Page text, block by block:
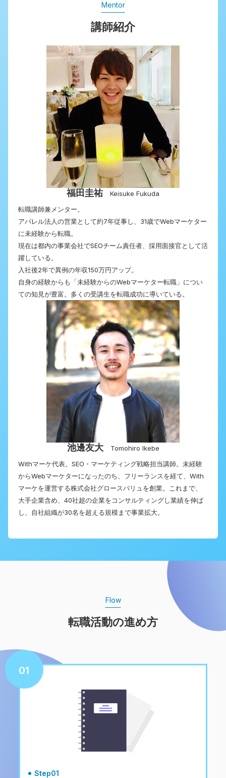
Mentor
講師紹介
福田圭祐
Keisuke Fukuda
転職講師兼メンター。
アパレル法人の営業として約7年従事し、31歳でWebマーケター
に未経験から転職。
現在は都内の事業会社でSEOチーム責任者、採用面接官として活
躍している。
入社後2年で異例の年収150万円アップ。
自身の経験からも「未経験からのWebマーケター転職」につい
ての知見が豊富。多くの受講生を転職成功に導いている。
池邊友大
Tomohiro Ikebe
Withマーケ代表。SEO・マーケティング戦略担当講師。未経験
からWebマーケターになったのち、フリーランスを経て、With
マーケを運営する株式会社グロースバリュを創業。これまで、
大手企業含め、40社超の企業をコンサルティングし業績を伸ば
し、自社組織が30名を超える規模まで事業拡大。
Flow
転職活動の進め方
01
Step01